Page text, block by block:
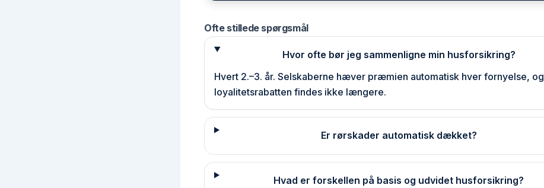
Ofte stillede spørgsmål
Hvor ofte bør jeg sammenligne min husforsikring?
Hvert 2.–3. år. Selskaberne hæver præmien automatisk hver fornyelse, og
loyalitetsrabatten findes ikke længere.
Er rørskader automatisk dækket?
Hvad er forskellen på basis og udvidet husforsikring?